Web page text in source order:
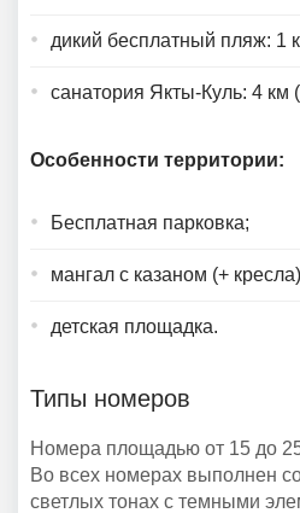
дикий бесплатный пляж: 1
санатория Якты-Куль: 4 км
Особенности территории:
Бесплатная парковка;
мангал с казаном (+
детская площадка.
Типы номеров
Номера площадью от 15 до
Во всех номерах выполнен
светлых тонах с темными